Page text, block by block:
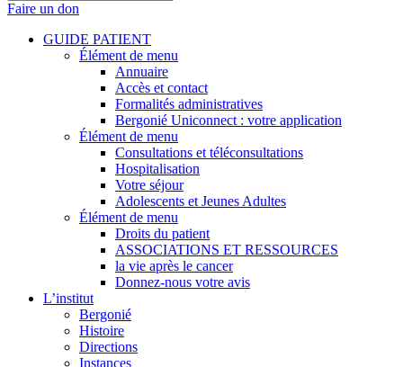
Faire un don
GUIDE PATIENT
Élément de menu
Annuaire
Accès et contact
Formalités administratives
Bergonié Uniconnect : votre application
Élément de menu
Consultations et téléconsultations
Hospitalisation
Votre séjour
Adolescents et Jeunes Adultes
Élément de menu
Droits du patient
ASSOCIATIONS ET RESSOURCES
la vie après le cancer
Donnez-nous votre avis
L’institut
Bergonié
Histoire
Directions
Instances